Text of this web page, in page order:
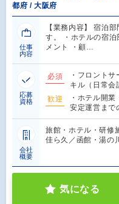
都府 / 大阪府
仕事
内容
【業務内容】 宿泊
す。 ・ホテルの宿
メント ・顧…
応募
資格
必須
・フロント
キル（日常会
歓迎
・ホテル開
安定運営まで
会社
概要
旅館・ホテル・研修
佳ら久／函館・湯の
気になる